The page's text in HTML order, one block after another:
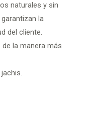
naturales y sin
la
del cliente.
la manera más